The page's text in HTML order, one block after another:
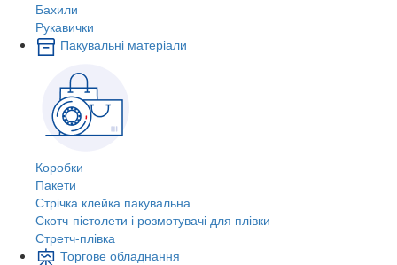
Бахили
Рукавички
Пакувальні матеріали
Коробки
Пакети
Стрічка клейка пакувальна
Скотч-пістолети і розмотувачі для плівки
Стретч-плівка
Торгове обладнання